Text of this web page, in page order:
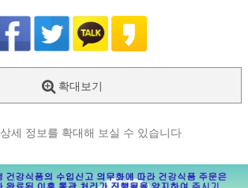
확대보기
상세 정보를 확대해 보실 수 있습니다